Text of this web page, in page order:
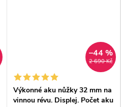
2 690 Kč
–44 %
Výkonné aku nůžky 32 mm na
vinnou révu. Displej. Počet aku